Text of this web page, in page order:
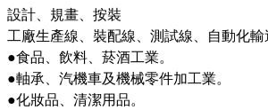
設計、規畫、按裝
工廠生產線、裝配線、測試線、自動化輸
●食品、飲料、菸酒工業。
●軸承、汽機車及機械零件加工業。
●化妝品、清潔用品。